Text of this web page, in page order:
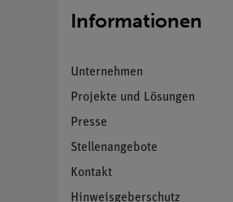
Informationen
Unternehmen
Projekte und Lösungen
Presse
Stellenangebote
Kontakt
Hinweisgeberschutz